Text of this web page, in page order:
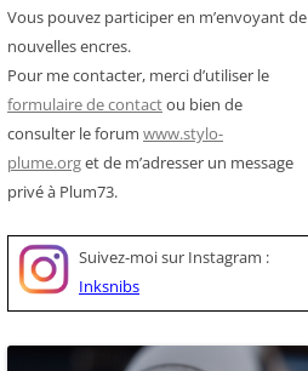
Vous pouvez participer en m’envoyant de
nouvelles encres.
Pour me contacter, merci d’utiliser le
formulaire de contactou bien de
consulter le forum www.stylo-
plume.orget de m’adresser un message
privé à Plum73.
Suivez-moi sur Instagram :
Inksnibs